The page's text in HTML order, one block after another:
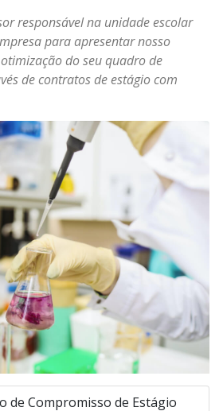
responsável na unidade escolar
para apresentar nosso
do seu quadro de
de contratos de estágio com
de Compromisso de Estágio